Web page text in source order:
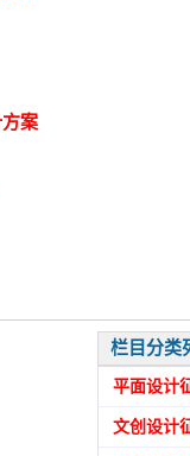
案
栏目分类
平面设计
文创设计